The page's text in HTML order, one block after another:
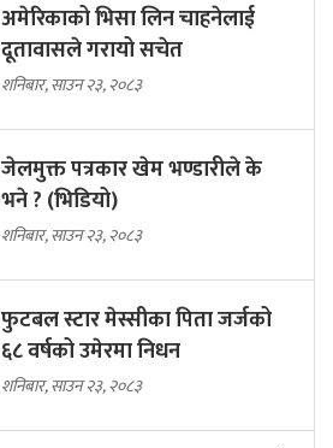
अमेरिकाको भिसा लिन चाहनेलाई
दूतावासले गरायो सचेत
शनिबार, साउन २३, २०८३
जेलमुक्त पत्रकार खेम भण्डारीले के
भने ? (भिडियो)
शनिबार, साउन २३, २०८३
फुटबल स्टार मेस्सीका पिता जर्जको
६८ वर्षको उमेरमा निधन
शनिबार, साउन २३, २०८३